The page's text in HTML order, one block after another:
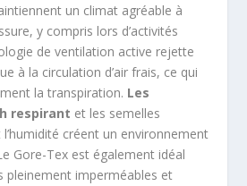
un climat agréable à
y compris lors d’activités
de ventilation active rejette
à la circulation d’air frais, ce qui
la transpiration. Les
respirant et les semelles
créent un environnement
Gore-Tex est également idéal
pleinement imperméables et